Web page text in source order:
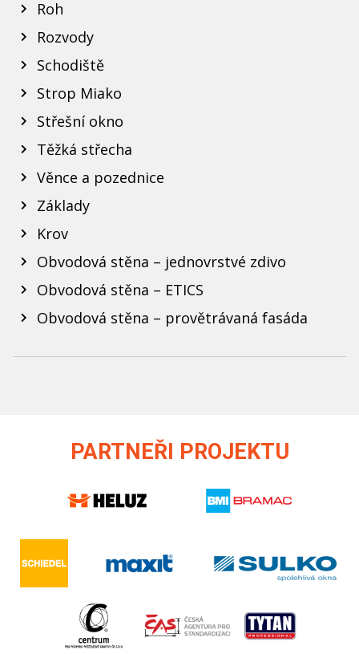
Roh
Rozvody
Schodiště
Strop Miako
Střešní okno
Těžká střecha
Věnce a pozednice
Základy
Krov
Obvodová stěna – jednovrstvé zdivo
Obvodová stěna – ETICS
Obvodová stěna – provětrávaná fasáda
PARTNEŘI PROJEKTU